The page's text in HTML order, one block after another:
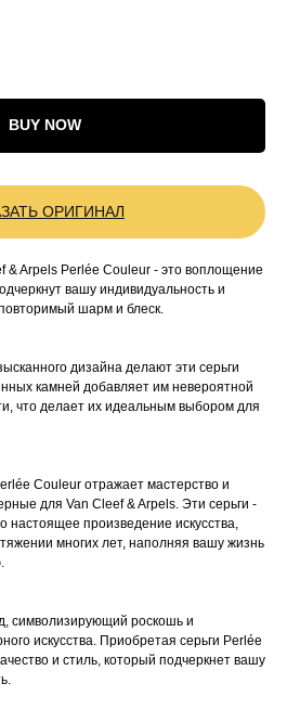
BUY NOW
ОРИГИНАЛ
& Arpels Perlée Couleur - это воплощение
вашу индивидуальность и
шарм и блеск.
дизайна делают эти серьги
камней добавляет им невероятной
что делает их идеальным выбором для
Couleur отражает мастерство и
для Van Cleef & Arpels. Эти серьги -
настоящее произведение искусства,
многих лет, наполняя вашу жизнь
символизирующий роскошь и
искусства. Приобретая серьги Perlée
и стиль, который подчеркнет вашу